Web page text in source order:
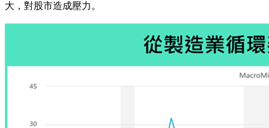
大，對股市造成壓力。